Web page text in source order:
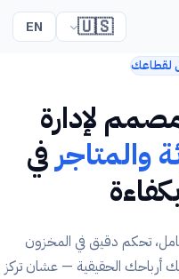
🇺🇸
EN
لقطاعك
والمتاجر في
تحكم دقيق في المخزون
أرباحك الحقيقية — عشان تركز